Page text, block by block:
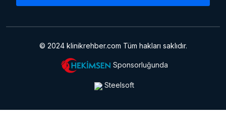
© 2024 klinikrehber.com Tüm hakları saklıdır.
Sponsorluğunda
Steelsoft